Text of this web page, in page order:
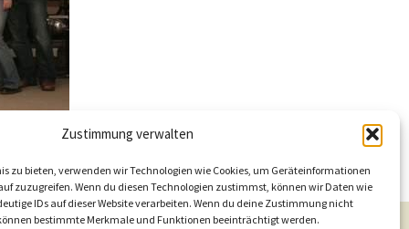
Zustimmung verwalten
zu bieten, verwenden wir Technologien wie Cookies, um Geräteinformationen
zuzugreifen. Wenn du diesen Technologien zustimmst, können wir Daten wie
IDs auf dieser Website verarbeiten. Wenn du deine Zustimmung nicht
bestimmte Merkmale und Funktionen beeinträchtigt werden.